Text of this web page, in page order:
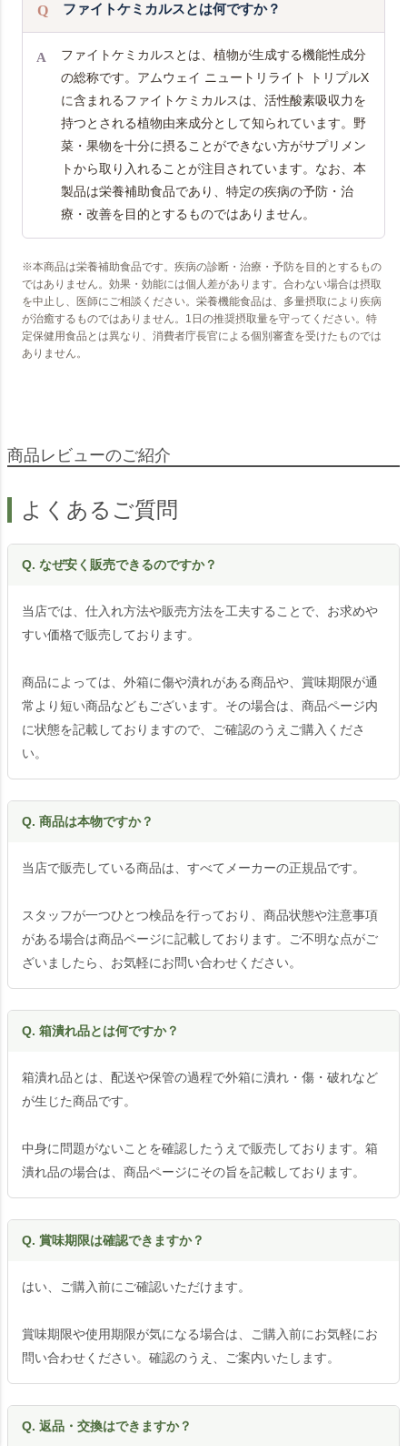
ファイトケミカルスとは何ですか？
ファイトケミカルスとは、植物が生成する機能性成分
の総称です。アムウェイ ニュートリライト トリプルX
に含まれるファイトケミカルスは、活性酸素吸収力を
持つとされる植物由来成分として知られています。野
菜・果物を十分に摂ることができない方がサプリメン
トから取り入れることが注目されています。なお、本
製品は栄養補助食品であり、特定の疾病の予防・治
療・改善を目的とするものではありません。
※本商品は栄養補助食品です。疾病の診断・治療・予防を目的とするもの
ではありません。効果・効能には個人差があります。合わない場合は摂取
を中止し、医師にご相談ください。栄養機能食品は、多量摂取により疾病
が治癒するものではありません。1日の推奨摂取量を守ってください。特
定保健用食品とは異なり、消費者庁長官による個別審査を受けたものでは
ありません。
商品レビューのご紹介
よくあるご質問
Q. なぜ安く販売できるのですか？
当店では、仕入れ方法や販売方法を工夫することで、お求めや
すい価格で販売しております。
商品によっては、外箱に傷や潰れがある商品や、賞味期限が通
常より短い商品などもございます。その場合は、商品ページ内
に状態を記載しておりますので、ご確認のうえご購入くださ
い。
Q. 商品は本物ですか？
当店で販売している商品は、すべてメーカーの正規品です。
スタッフが一つひとつ検品を行っており、商品状態や注意事項
がある場合は商品ページに記載しております。ご不明な点がご
ざいましたら、お気軽にお問い合わせください。
Q. 箱潰れ品とは何ですか？
箱潰れ品とは、配送や保管の過程で外箱に潰れ・傷・破れなど
が生じた商品です。
中身に問題がないことを確認したうえで販売しております。箱
潰れ品の場合は、商品ページにその旨を記載しております。
Q. 賞味期限は確認できますか？
はい、ご購入前にご確認いただけます。
賞味期限や使用期限が気になる場合は、ご購入前にお気軽にお
問い合わせください。確認のうえ、ご案内いたします。
Q. 返品・交換はできますか？